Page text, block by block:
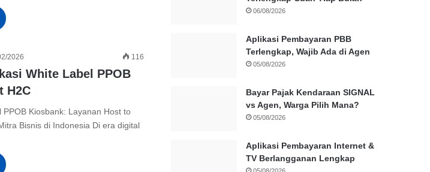
2026 116
White Label PPOB
H2C
PPOB Kiosbank: Layanan Host to
Bisnis di Indonesia Di era digital
06/08/2026
Aplikasi Pembayaran PBB
Terlengkap, Wajib Ada di Agen
05/08/2026
Bayar Pajak Kendaraan SIGNAL
vs Agen, Warga Pilih Mana?
05/08/2026
Aplikasi Pembayaran Internet &
TV Berlangganan Lengkap